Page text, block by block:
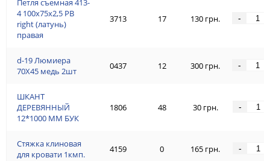
Петля съемная 413-
4 100x75x2,5 PB
right (латунь)
правая
d-19 Люмиeра
70Х45 медь 2шт
ШКАНТ
ДЕРЕВЯННЫЙ
12*1000 ММ БУК
Стяжка клиновая
для кровати 1кмп.
3713 17 130 грн. -
0437 12 300 грн. -
1806 48 30 грн. -
4159 0 165 грн. -